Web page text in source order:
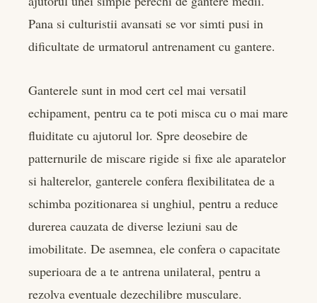
Pana si culturistii avansati se vor simti pusi in
dificultate de urmatorul antrenament cu gantere.
Ganterele sunt in mod cert cel mai versatil
echipament, pentru ca te poti misca cu o mai mare
fluiditate cu ajutorul lor. Spre deosebire de
patternurile de miscare rigide si fixe ale aparatelor
si halterelor, ganterele confera flexibilitatea de a
schimba pozitionarea si unghiul, pentru a reduce
durerea cauzata de diverse leziuni sau de
imobilitate. De asemnea, ele confera o capacitate
superioara de a te antrena unilateral, pentru a
rezolva eventuale dezechilibre musculare.